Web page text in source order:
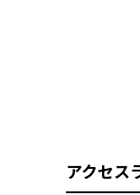
アクセス